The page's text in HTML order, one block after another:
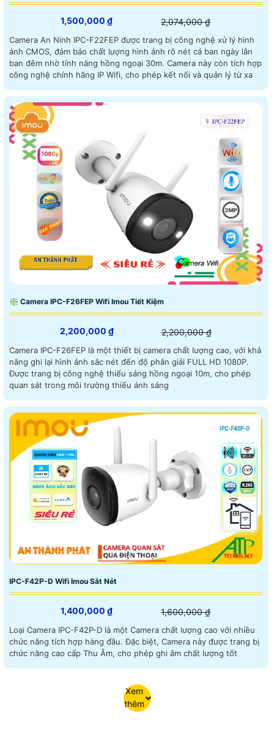
1,500,000 ₫ 2,074,000 ₫
Camera An Ninh IPC-F22FEP được trang bị công nghệ xử lý hình
ảnh CMOS, đảm bảo chất lượng hình ảnh rõ nét cả ban ngày lẫn
ban đêm nhờ tính năng hồng ngoại 30m. Camera này còn tích hợp
công nghệ chính hãng IP Wifi, cho phép kết nối và quản lý từ xa
❇ Camera IPC-F26FEP Wifi Imou Tiết Kiệm
2,200,000 ₫ 2,200,000 ₫
Camera IPC-F26FEP là một thiết bị camera chất lượng cao, với khả
năng ghi lại hình ảnh sắc nét đến độ phân giải FULL HD 1080P.
Được trang bị công nghệ thiếu sáng hồng ngoại 10m, cho phép
quan sát trong môi trường thiếu ánh sáng
IPC-F42P-D Wifi Imou Sắt Nét
1,400,000 ₫ 1,600,000 ₫
Loại Camera IPC-F42P-D là một Camera chất lượng cao với nhiều
chức năng tích hợp hàng đầu. Đặc biệt, Camera này được trang bị
chức năng cao cấp Thu Âm, cho phép ghi âm chất lượng tốt
Xem
thêm